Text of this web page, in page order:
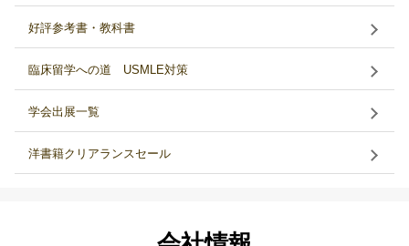
好評参考書・教科書
臨床留学への道 USMLE対策
学会出展一覧
洋書籍クリアランスセール